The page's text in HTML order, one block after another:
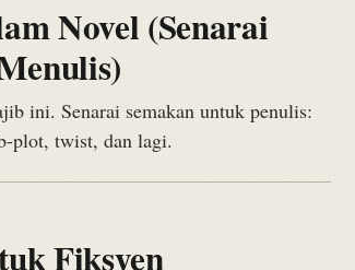
Novel (Senarai
ini. Senarai semakan untuk penulis:
plot, twist, dan lagi.
Fiksyen